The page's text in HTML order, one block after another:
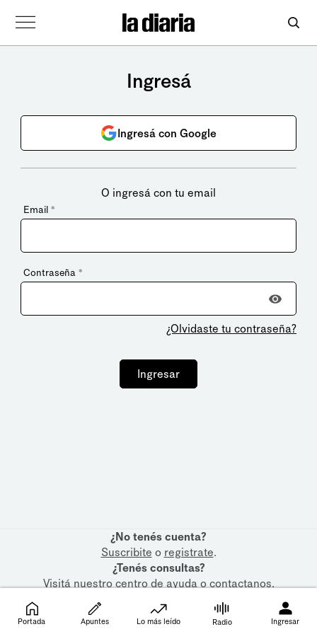
Ingresá
Ingresá con Google
O ingresá con tu email
Email *
Contraseña *
¿Olvidaste tu contraseña?
Ingresar
¿No tenés cuenta?
Suscribite o registrate.
¿Tenés consultas?
Visitá nuestrocentro de ayudaocontactanos.
Portada Apuntes Lo más leído Radio Ingresar